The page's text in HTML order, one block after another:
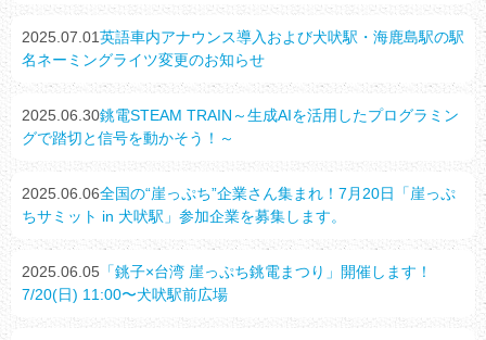
2025.07.01英語車内アナウンス導入および犬吠駅・海鹿島駅の駅
名ネーミングライツ変更のお知らせ
2025.06.30銚電STEAM TRAIN～生成AIを活用したプログラミン
グで踏切と信号を動かそう！～
2025.06.06全国の“崖っぷち”企業さん集まれ！7月20日「崖っぷ
ちサミット in 犬吠駅」参加企業を募集します。
2025.06.05 「銚子×台湾 崖っぷち銚電まつり」開催します！
7/20(日) 11:00〜犬吠駅前広場